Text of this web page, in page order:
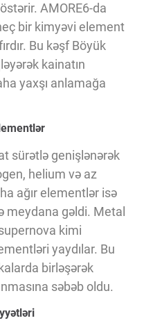
AMORE6-da
bir kimyəvi element
Bu kəşf Böyük
kainatın
yaxşı anlamağa
sürətlə genişlənərək
helium və az
ağır elementlər isə
meydana gəldi. Metal
kimi
yaydılar. Bu
birləşərək
səbəb oldu.